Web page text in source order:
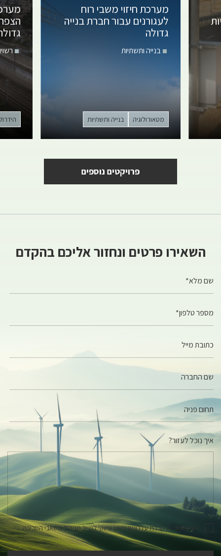
מערכת חיזוי משבי רוח
לעגורנים עבור חברת בנייה
גדולה
בנייה ותשתיות
מטאורולוגיה בנייה ותשתיות
פרויקטים נוספים
השאירו פרטים ונחזור אליכם בהקדם
שם מלא*
מספר טלפון*
כתובת מייל
שם החברה
איך נוכל לעזור?
אני מאשר.ת קבלת עדכונים ותוכן שיווקי למייל מניהול משאבי הסביבה